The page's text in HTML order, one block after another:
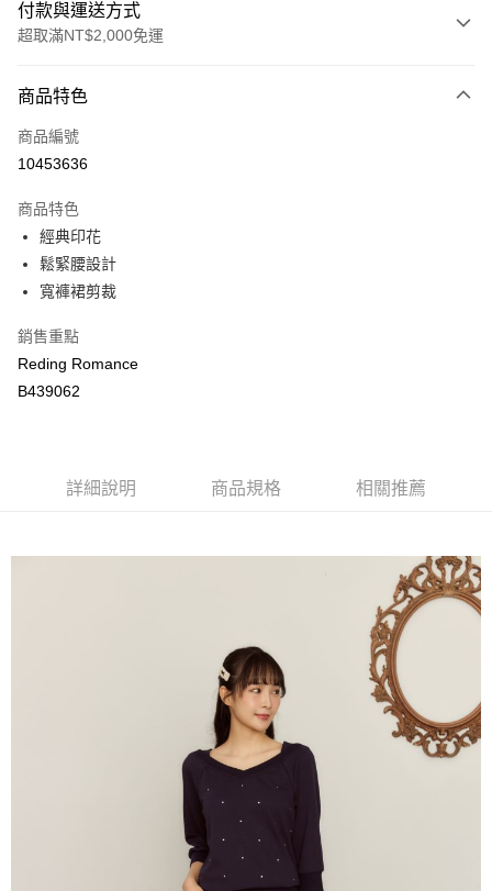
付款與運送方式
超取滿NT$2,000免運
信用卡一次付款
LINE Pay
街口支付
悠遊付
運送方式
付款後全家取貨
每筆NT$80，滿NT$2,000(含以上)免運費
每筆NT$80，滿NT$2,000(含以上)免運費
每筆NT$100，滿NT$2,000(含以上)免運費
商品特色
商品編號
10453636
商品特色
經典印花
鬆緊腰設計
寬褲裙剪裁
銷售重點
Reding Romance
B439062
詳細說明 商品規格 相關推薦